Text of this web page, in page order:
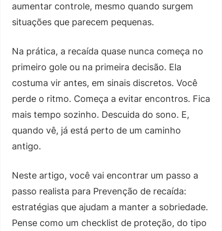
aumentar controle, mesmo quando surgem
situações que parecem pequenas.
Na prática, a recaída quase nunca começa no
primeiro gole ou na primeira decisão. Ela
costuma vir antes, em sinais discretos. Você
perde o ritmo. Começa a evitar encontros. Fica
mais tempo sozinho. Descuida do sono. E,
quando vê, já está perto de um caminho
antigo.
Neste artigo, você vai encontrar um passo a
passo realista para Prevenção de recaída:
estratégias que ajudam a manter a sobriedade.
Pense como um checklist de proteção, do tipo